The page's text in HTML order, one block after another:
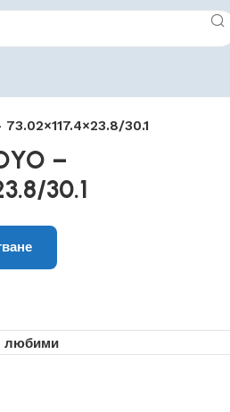
30.1
–
30.1
любими